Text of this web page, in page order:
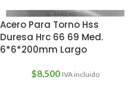
Acero Para Torno Hss
Duresa Hrc 66 69 Med.
6*6*200mm Largo
$8,500 IVA incluido